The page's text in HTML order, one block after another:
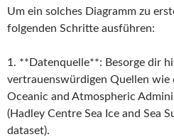
Um ein solches Diagramm zu
folgenden Schritte ausführen:
1. **Datenquelle**: Besorge dir
vertrauenswürdigen Quellen wie
Oceanic and Atmospheric
(Hadley Centre Sea Ice and Sea
dataset).